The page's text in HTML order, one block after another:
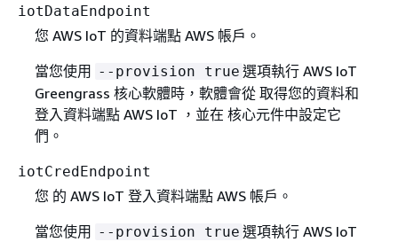
iotDataEndpoint
您 AWS IoT 的資料端點 AWS 帳戶。
當您使用
--provision true 選項執行 AWS IoT
Greengrass 核心軟體時，軟體會從 取得您的資料和
登入資料端點 AWS IoT ，並在 核心元件中設定它
們。
iotCredEndpoint
您 的 AWS IoT 登入資料端點 AWS 帳戶。
當您使用
--provision true 選項執行 AWS IoT